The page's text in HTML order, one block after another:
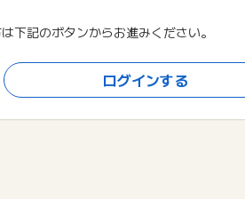
下記のボタンからお進みください。
ログインする